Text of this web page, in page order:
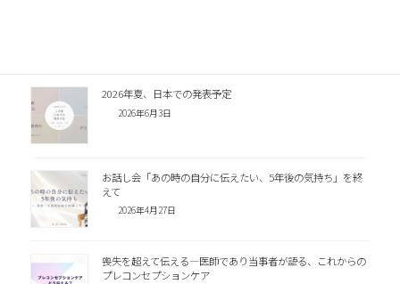
2026年夏、日本での発表予定
2026年6月3日
お話し会「あの時の自分に伝えたい、5年後の気持ち」を終
えて
2026年4月27日
喪失を超えて伝える―医師であり当事者が語る、これからの
プレコンセプションケア